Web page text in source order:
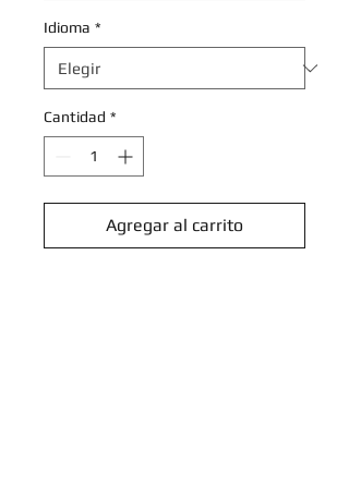
Idioma *
Cantidad *
Agregar al carrito